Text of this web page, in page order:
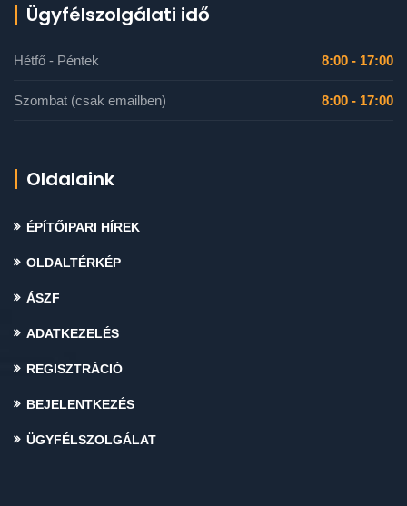
Ügyfélszolgálati idő
Hétfő - Péntek 8:00 - 17:00
Szombat (csak emailben) 8:00 - 17:00
Oldalaink
ÉPÍTŐIPARI HÍREK
OLDALTÉRKÉP
ÁSZF
ADATKEZELÉS
REGISZTRÁCIÓ
BEJELENTKEZÉS
ÜGYFÉLSZOLGÁLAT